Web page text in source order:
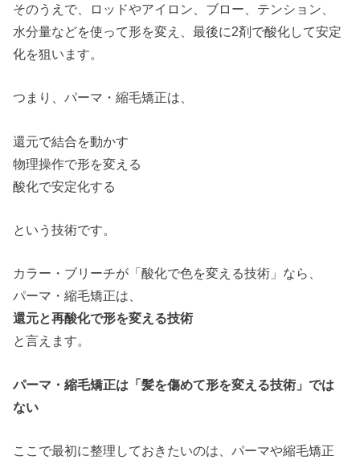
そのうえで、ロッドやアイロン、ブロー、テンション、
水分量などを使って形を変え、最後に2剤で酸化して安定
化を狙います。
つまり、パーマ・縮毛矯正は、
還元で結合を動かす
物理操作で形を変える
酸化で安定化する
という技術です。
カラー・ブリーチが「酸化で色を変える技術」なら、
パーマ・縮毛矯正は、
還元と再酸化で形を変える技術
と言えます。
パーマ・縮毛矯正は「髪を傷めて形を変える技術」では
ない
ここで最初に整理しておきたいのは、パーマや縮毛矯正